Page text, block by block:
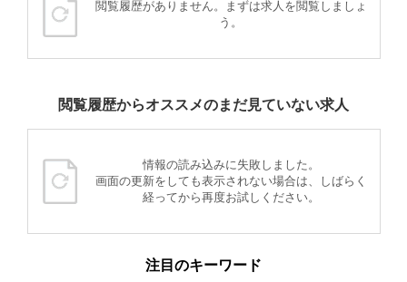
閲覧履歴がありません。まずは求人を閲覧しましょ
う。
閲覧履歴からオススメのまだ見ていない求人
情報の読み込みに失敗しました。
画面の更新をしても表示されない場合は、しばらく
経ってから再度お試しください。
注目のキーワード